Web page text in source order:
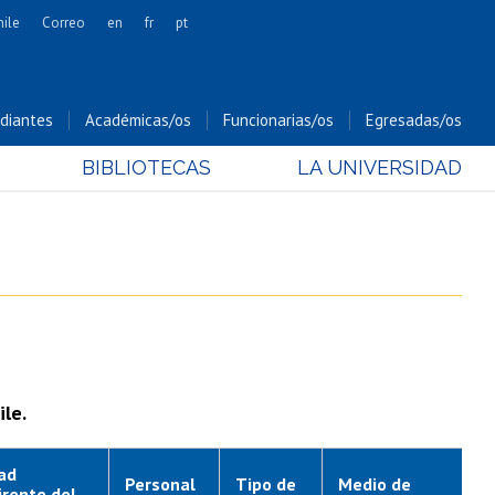
Cs. Forestales y Conservación
Cs. Sociales
Correo en fr pt
Académicas/os Funcionarias/os Egresadas/os
BIBLIOTECAS LA UNIVERSIDAD
Personal
Tipo de
Medio de